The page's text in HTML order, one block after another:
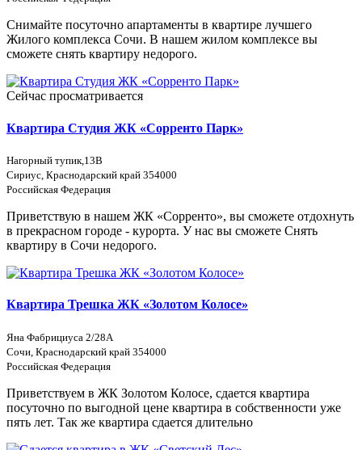
Снимайте посуточно апартаменты в квартире лучшего
Жилого комплекса Сочи. В нашем жилом комплексе вы
сможете снять квартиру недорого.
Сейчас просматривается
Квартира Студия ЖК «Сорренто Парк»
Нагорный тупик,13В
Сириус, Краснодарский край 354000
Российская Федерация
Приветствую в нашем ЖК «Сорренто», вы сможете отдохнуть
в прекрасном городе - курорта. У нас вы сможете Снять
квартиру в Сочи недорого.
Квартира Трешка ЖК «Золотом Колосе»
Яна Фабрициуса 2/28А
Сочи, Краснодарский край 354000
Российская Федерация
Приветствуем в ЖК Золотом Колосе, сдается квартира
посуточно по выгодной цене квартира в собственности уже
пять лет. Так же квартира сдается длительно